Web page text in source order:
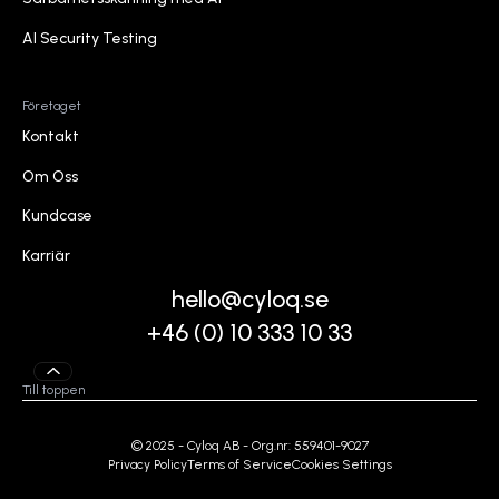
AI Security Testing
Företaget
Kontakt
Om Oss
Kundcase
Karriär
hello@cyloq.se
+46 (0) 10 333 10 33
Till toppen
© 2025 - Cyloq AB - Org.nr: 559401-9027
Privacy PolicyTerms of ServiceCookies Settings